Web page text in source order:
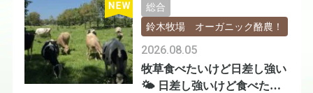
牧草食べたいけど日差し強い
🌤️ 日差し強いけど食べたい
2026.08.05
総合
鈴木牧場 オーガニック酪農！